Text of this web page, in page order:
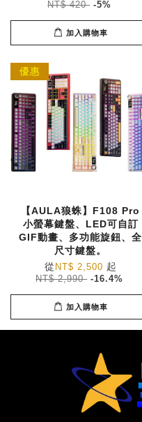
NT$ 420 -5%
加入購物車
優惠
【AULA狼蛛】F108 Pro
小螢幕鍵盤、LED可自訂
GIF動畫、多功能旋鈕、全
尺寸鍵盤。
從 NT$ 2,500 起
NT$ 2,990 -16.4%
加入購物車